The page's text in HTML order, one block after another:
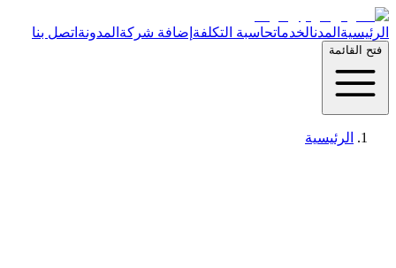
الرئيسية المدنالخدماتحاسبة التكلفة إضافة شركة المدونة اتصل بنا
فتح القائمة
الرئيسية